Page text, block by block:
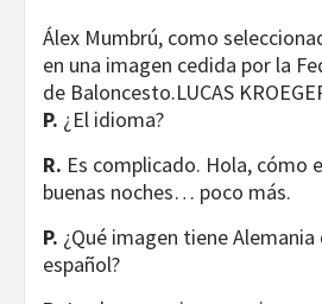
Álex Mumbrú, como
en una imagen cedida por la
de Baloncesto.LUCAS
P. ¿El idioma?
R. Es complicado. Hola, cómo
buenas noches… poco más.
P. ¿Qué imagen tiene
español?